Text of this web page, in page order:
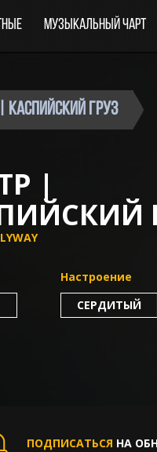
Музыкальный чарт
груз
|
Настроение
СЕРДИТЫЙ
ПОДПИСАТЬСЯ НА